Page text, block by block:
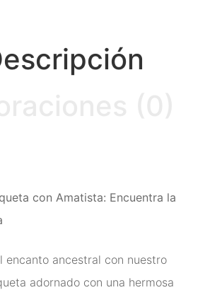
con Amatista: Encuentra la
encanto ancestral con nuestro
adornado con una hermosa